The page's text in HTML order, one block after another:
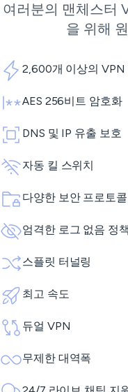
여러분의 맨체스터
을 위해
2,600개 이상의 VPN
AES 256비트 암호화
DNS 및 IP 유출 보호
자동 킬 스위치
다양한 보안 프로토콜
엄격한 로그 없음 정책
스플릿 터널링
최고 속도
듀얼 VPN
무제한 대역폭